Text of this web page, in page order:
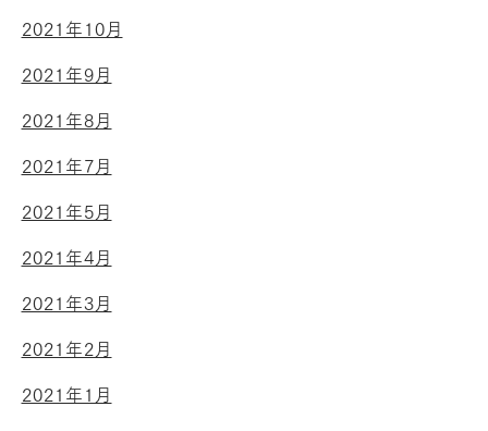
2021年10月
2021年9月
2021年8月
2021年7月
2021年5月
2021年4月
2021年3月
2021年2月
2021年1月